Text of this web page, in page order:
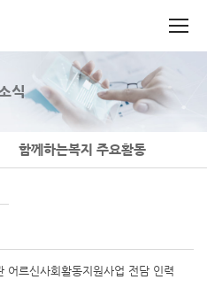
식
함께하는복지 주요활동
어르신사회활동지원사업 전담 인력